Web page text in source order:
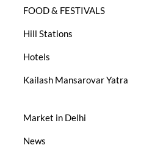
FOOD & FESTIVALS
Hill Stations
Hotels
Kailash Mansarovar Yatra
Market in Delhi
News